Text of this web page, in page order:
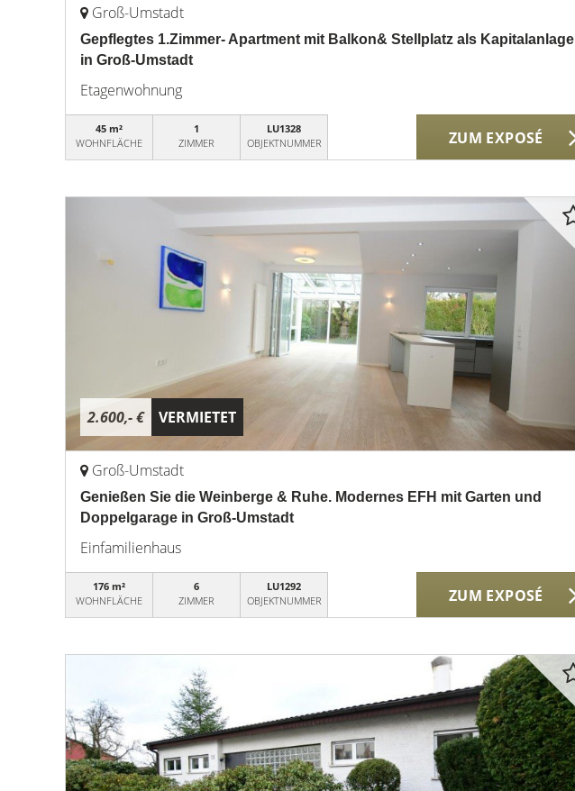
Groß-Umstadt
Gepflegtes 1.Zimmer- Apartment mit Balkon& Stellplatz als Kapitalanlage
in Groß-Umstadt
Etagenwohnung
45 m²
WOHNFLÄCHE
1
ZIMMER
LU1328
OBJEKTNUMMER
ZUM EXPOSÉ
2.600,- € VERMIETET
Groß-Umstadt
Genießen Sie die Weinberge & Ruhe. Modernes EFH mit Garten und
Doppelgarage in Groß-Umstadt
Einfamilienhaus
176 m²
WOHNFLÄCHE
6
ZIMMER
LU1292
OBJEKTNUMMER
ZUM EXPOSÉ